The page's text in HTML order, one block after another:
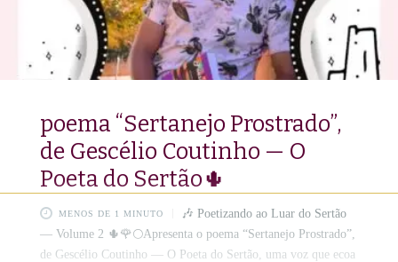
poema “Sertanejo Prostrado”,
de Gescélio Coutinho — O
Poeta do Sertão🌵
MENOS DE 1 MINUTO
🎶 Poetizando ao Luar do Sertão
— Volume 2 🌵🌹🌕Apresenta o poema “Sertanejo Prostrado”,
de Gescélio Coutinho — O Poeta do Sertão, uma voz que ecoa